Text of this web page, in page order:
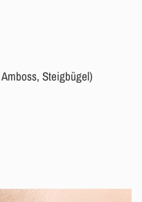
Steigbügel)